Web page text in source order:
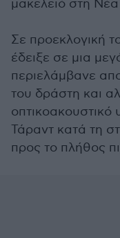
μακελειό στη
Σε προεκλογική
έδειξε σε μια
περιελάμβανε
του δράστη και
Τάραντ κατά τη
προς το πλήθος